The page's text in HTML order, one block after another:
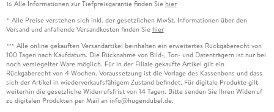
16 Alle Informationen zur Tiefpreisgarantie finden Sie hier
* Alle Preise verstehen sich inkl. der gesetzlichen MwSt. Informationen über den
Versand und anfallende Versandkosten finden Sie hier
*** Alle online gekauften Versandartikel beinhalten ein erweitertes Rückgaberecht von
100 Tagen nach Kaufdatum. Die Rücknahme von Bild-, Ton- und Datenträgern ist nur bei
noch versiegelter Ware möglich. Für in der Filiale gekaufte Artikel gilt ein
Rückgaberecht von 4 Wochen. Voraussetzung ist die Vorlage des Kassenbons und dass
sich der Artikel in wiederverkaufsfähigem Zustand befindet. Für digitale Produkte gilt
weiterhin die gesetzliche Widerrufsfrist von 14 Tagen. Bitte senden Sie Ihren Widerruf
zu digitalen Produkten per Mail an info@hugendubel.de.